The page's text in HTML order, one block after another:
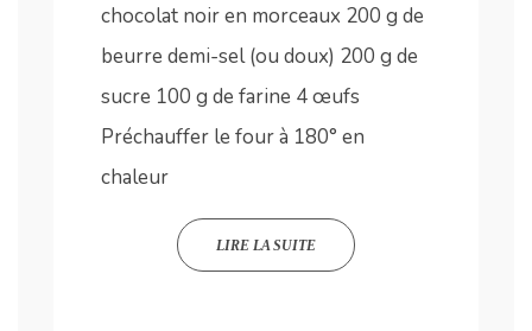
chocolat noir en morceaux 200 g de
beurre demi-sel (ou doux) 200 g de
sucre 100 g de farine 4 œufs
Préchauffer le four à 180° en
chaleur
LIRE LA SUITE